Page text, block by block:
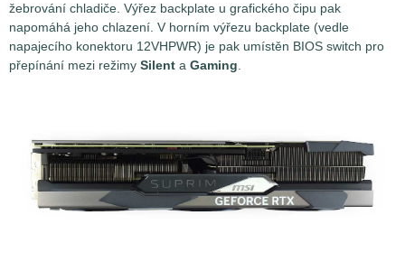
žebrování chladiče. Výřez backplate u grafického čipu pak
napomáhá jeho chlazení. V horním výřezu backplate (vedle
napajecího konektoru 12VHPWR) je pak umístěn BIOS switch pro
přepínání mezi režimy Silent a Gaming.